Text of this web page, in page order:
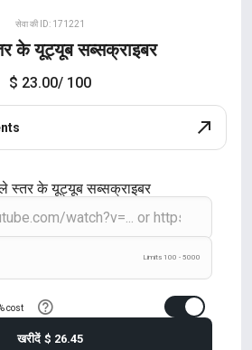
सेवा की ID: 171221
के यूट्यूब सब्सक्राइबर
$ 23.00/ 100
स्तर के यूट्यूब सब्सक्राइबर
Limits 100 - 5000
cost
खरीदें $ 26.45